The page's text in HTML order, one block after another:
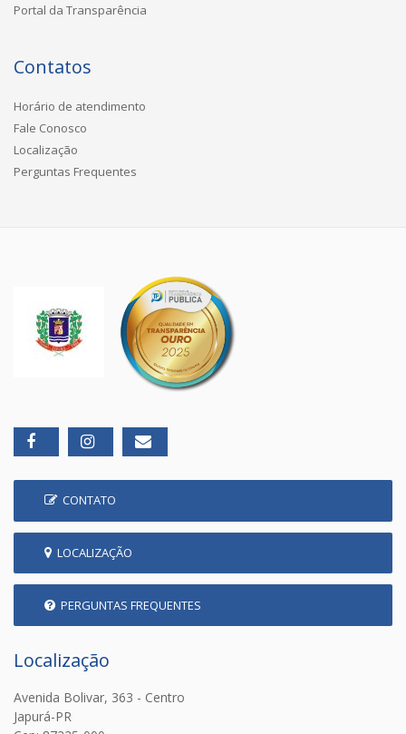
Portal da Transparência
Contatos
Horário de atendimento
Fale Conosco
Localização
Perguntas Frequentes
CONTATO
LOCALIZAÇÃO
PERGUNTAS FREQUENTES
Localização
Avenida Bolivar, 363 - Centro
Japurá-PR